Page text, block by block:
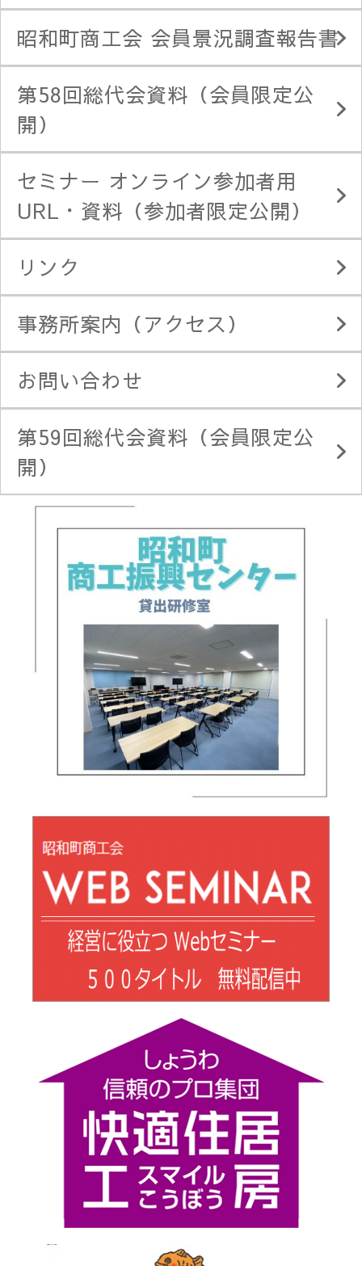
昭和町商工会 会員景況調査報告書
第58回総代会資料（会員限定公
開）
セミナー オンライン参加者用
URL・資料（参加者限定公開）
リンク
事務所案内（アクセス）
お問い合わせ
第59回総代会資料（会員限定公
開）